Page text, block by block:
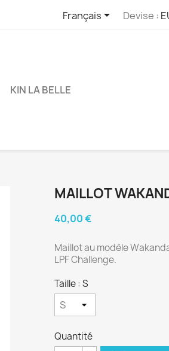
Français Devise :
KIN LA BELLE
MAILLOT
40,00 €
Maillot au modèle
LPF Challenge.
Taille : S
Quantité